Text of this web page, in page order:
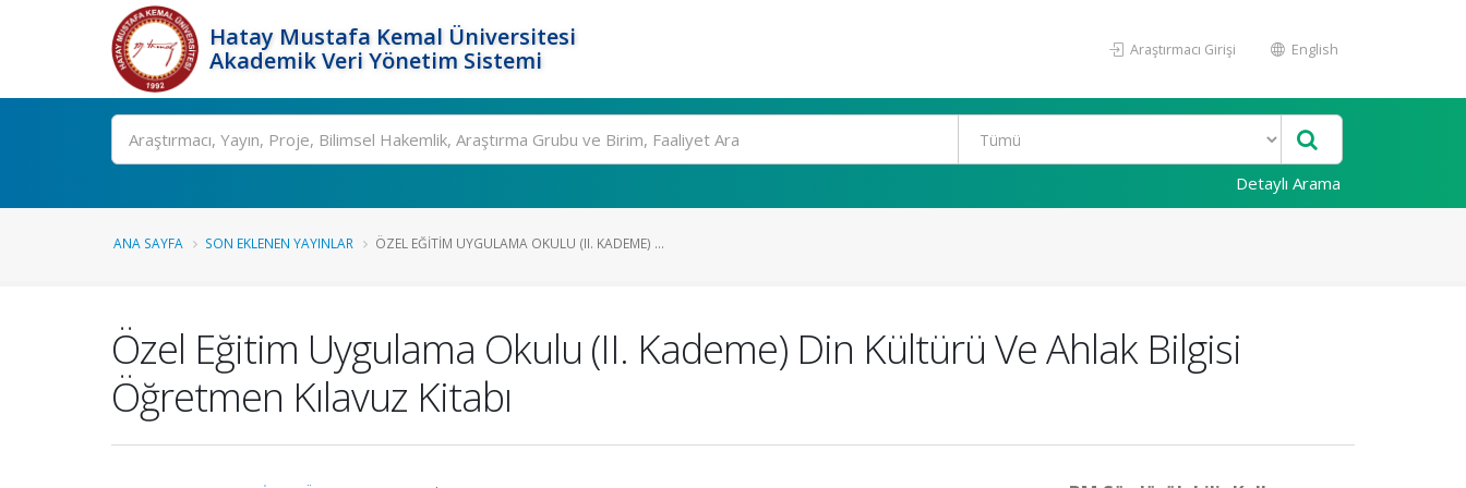
Hatay Mustafa Kemal Üniversitesi
Akademik Veri Yönetim Sistemi
Araştırmacı Girişi English
Ara
Detaylı Arama
ANA SAYFA SON EKLENEN YAYINLAR ÖZEL EĞITIM UYGULAMA OKULU (II. KADEME) ...
Özel Eğitim Uygulama Okulu (II. Kademe) Din Kültürü Ve Ahlak Bilgisi
Öğretmen Kılavuz Kitabı